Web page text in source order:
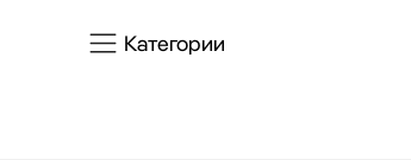
Категории